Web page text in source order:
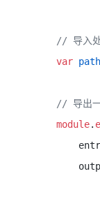
// 导入
var path
// 导出一
module.